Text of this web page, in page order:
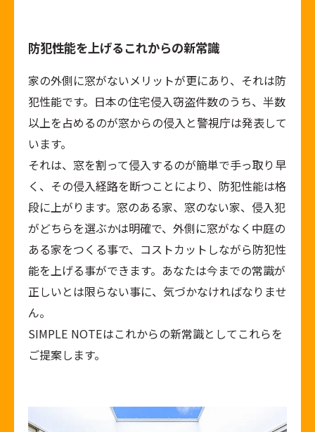
防犯性能を上げるこれからの新常識
家の外側に窓がないメリットが更にあり、それは防
犯性能です。日本の住宅侵入窃盗件数のうち、半数
以上を占めるのが窓からの侵入と警視庁は発表して
います。
それは、窓を割って侵入するのが簡単で手っ取り早
く、その侵入経路を断つことにより、防犯性能は格
段に上がります。窓のある家、窓のない家、侵入犯
がどちらを選ぶかは明確で、外側に窓がなく中庭の
ある家をつくる事で、コストカットしながら防犯性
能を上げる事ができます。あなたは今までの常識が
正しいとは限らない事に、気づかなければなりませ
ん。
SIMPLE NOTEはこれからの新常識としてこれらを
ご提案します。